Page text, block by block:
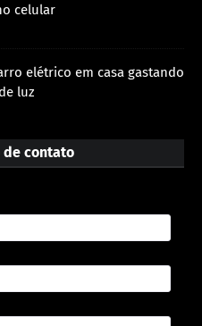
celular
elétrico em casa gastando
luz
de contato